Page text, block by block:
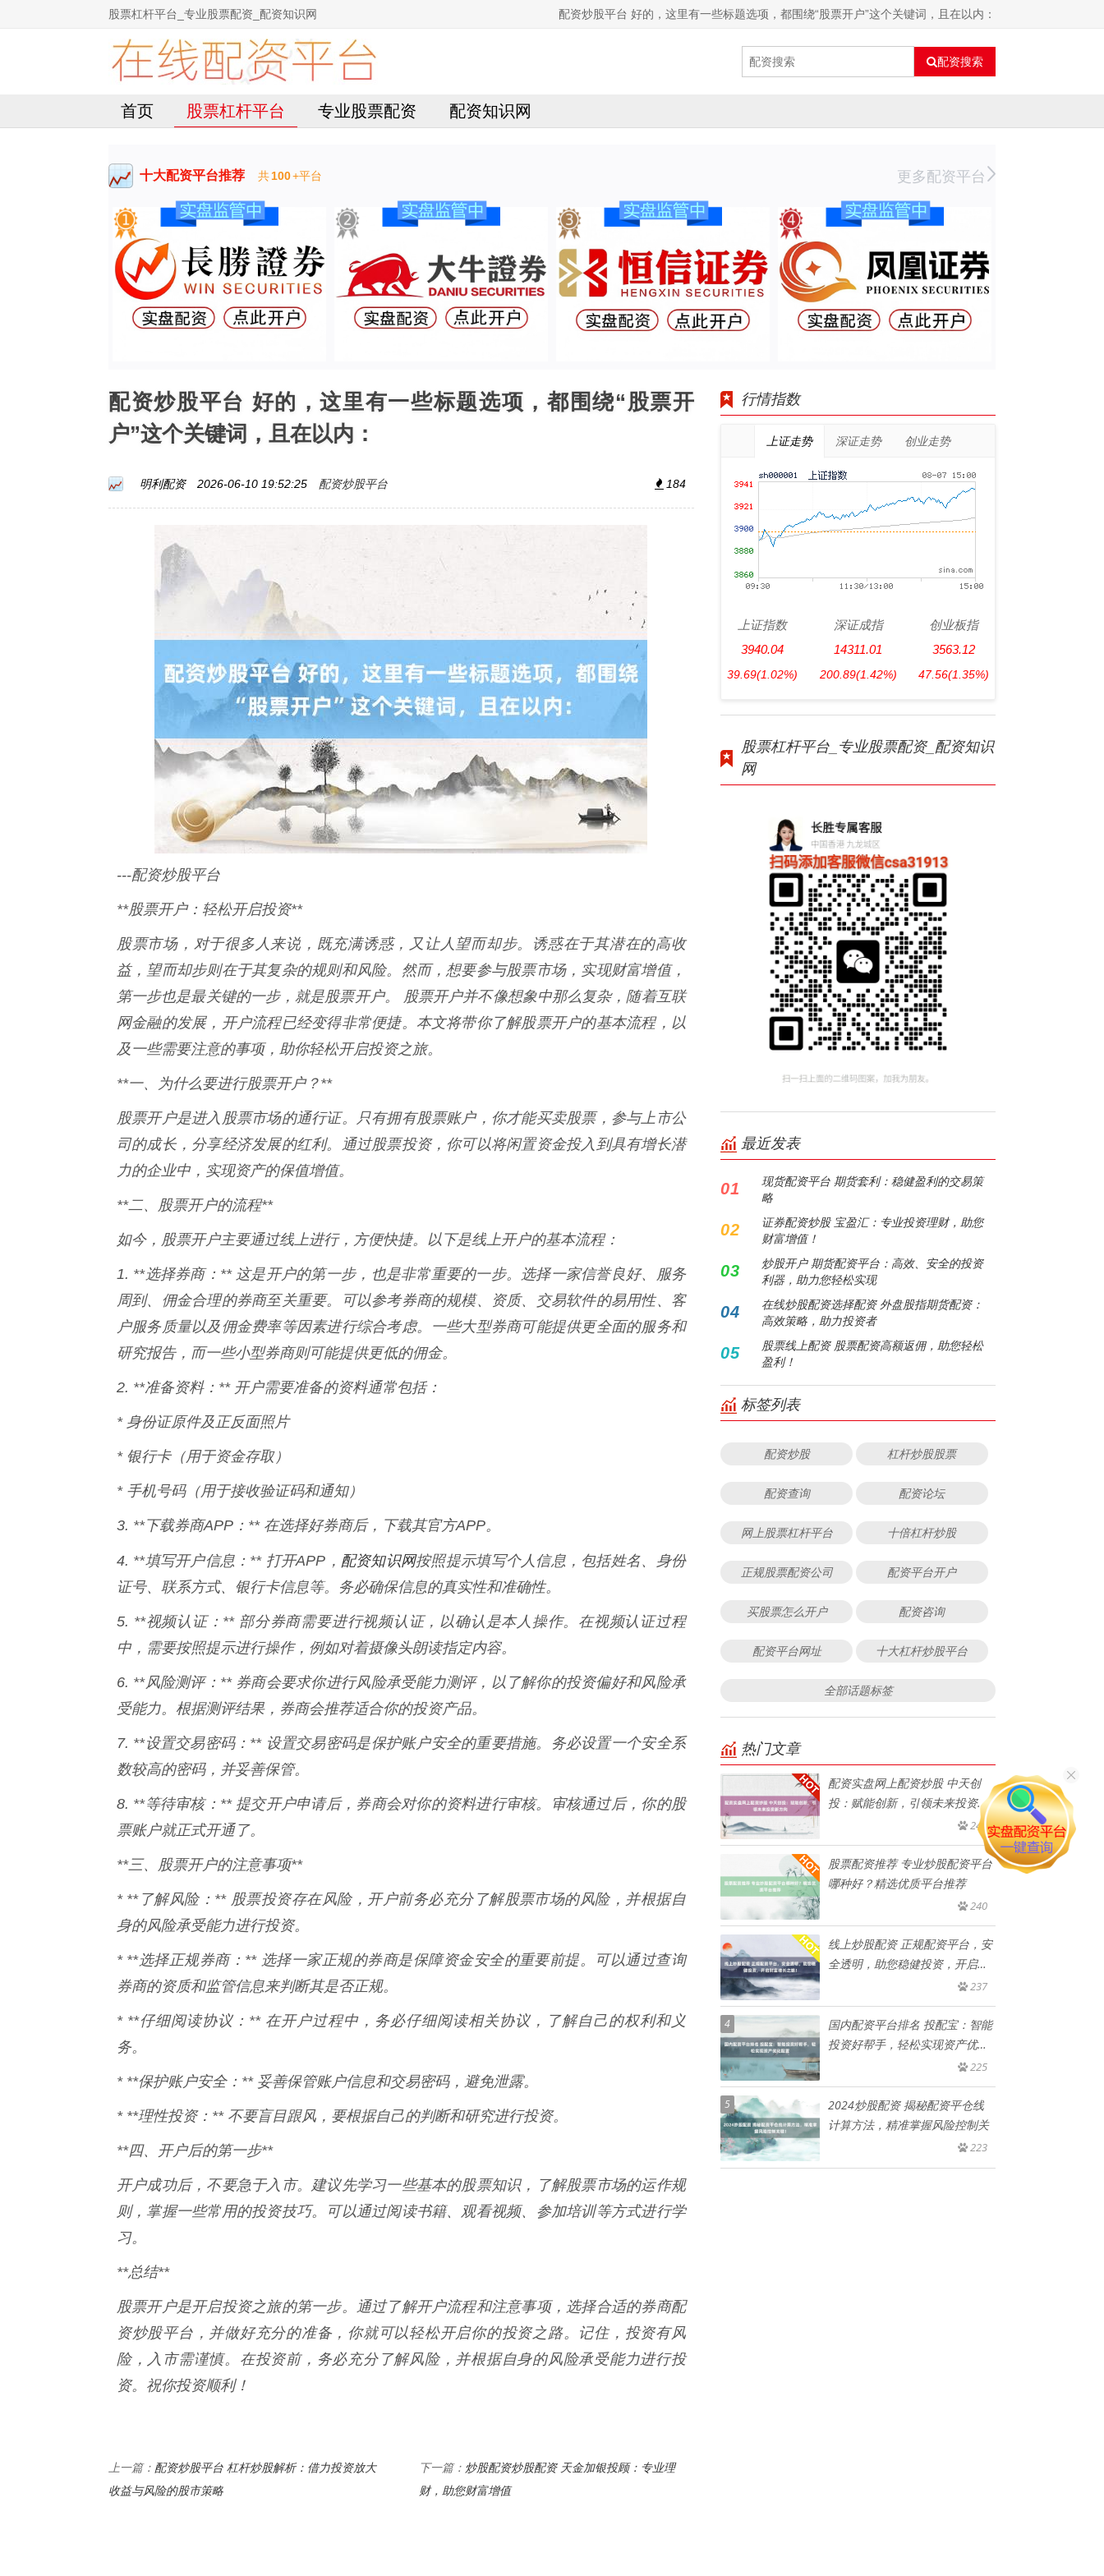
股票杠杆平台_专业股票配资_配资知识网 配资炒股平台 好的，这里有一些标题选项，都围绕“股票开户”这个关键词，且在以内：
配资搜索
首页 股票杠杆平台 专业股票配资 配资知识网
十大配资平台推荐 共100+平台 更多配资平台
配资炒股平台 好的，这里有一些标题选项，都围绕“股票开
户”这个关键词，且在以内：
明利配资 2026-06-10 19:52:25 配资炒股平台 184
---配资炒股平台
**股票开户：轻松开启投资**
股票市场，对于很多人来说，既充满诱惑，又让人望而却步。诱惑在于其潜在的高收
益，望而却步则在于其复杂的规则和风险。然而，想要参与股票市场，实现财富增值，
第一步也是最关键的一步，就是股票开户。 股票开户并不像想象中那么复杂，随着互联
网金融的发展，开户流程已经变得非常便捷。本文将带你了解股票开户的基本流程，以
及一些需要注意的事项，助你轻松开启投资之旅。
**一、为什么要进行股票开户？**
股票开户是进入股票市场的通行证。只有拥有股票账户，你才能买卖股票，参与上市公
司的成长，分享经济发展的红利。通过股票投资，你可以将闲置资金投入到具有增长潜
力的企业中，实现资产的保值增值。
**二、股票开户的流程**
如今，股票开户主要通过线上进行，方便快捷。以下是线上开户的基本流程：
1. **选择券商：** 这是开户的第一步，也是非常重要的一步。选择一家信誉良好、服务
周到、佣金合理的券商至关重要。可以参考券商的规模、资质、交易软件的易用性、客
户服务质量以及佣金费率等因素进行综合考虑。一些大型券商可能提供更全面的服务和
研究报告，而一些小型券商则可能提供更低的佣金。
2. **准备资料：** 开户需要准备的资料通常包括：
* 身份证原件及正反面照片
* 银行卡（用于资金存取）
* 手机号码（用于接收验证码和通知）
3. **下载券商APP：** 在选择好券商后，下载其官方APP。
4. **填写开户信息：** 打开APP， 配资知识网按照提示填写个人信息，包括姓名、身份
证号、联系方式、银行卡信息等。务必确保信息的真实性和准确性。
5. **视频认证：** 部分券商需要进行视频认证，以确认是本人操作。在视频认证过程
中，需要按照提示进行操作，例如对着摄像头朗读指定内容。
6. **风险测评：** 券商会要求你进行风险承受能力测评，以了解你的投资偏好和风险承
受能力。根据测评结果，券商会推荐适合你的投资产品。
7. **设置交易密码：** 设置交易密码是保护账户安全的重要措施。务必设置一个安全系
数较高的密码，并妥善保管。
8. **等待审核：** 提交开户申请后，券商会对你的资料进行审核。审核通过后，你的股
票账户就正式开通了。
**三、股票开户的注意事项**
* **了解风险：** 股票投资存在风险，开户前务必充分了解股票市场的风险，并根据自
身的风险承受能力进行投资。
* **选择正规券商：** 选择一家正规的券商是保障资金安全的重要前提。可以通过查询
券商的资质和监管信息来判断其是否正规。
* **仔细阅读协议：** 在开户过程中，务必仔细阅读相关协议，了解自己的权利和义
务。
* **保护账户安全：** 妥善保管账户信息和交易密码，避免泄露。
* **理性投资：** 不要盲目跟风，要根据自己的判断和研究进行投资。
**四、开户后的第一步**
开户成功后，不要急于入市。建议先学习一些基本的股票知识，了解股票市场的运作规
则，掌握一些常用的投资技巧。可以通过阅读书籍、观看视频、参加培训等方式进行学
习。
**总结**
股票开户是开启投资之旅的第一步。通过了解开户流程和注意事项，选择合适的券商配
资炒股平台，并做好充分的准备，你就可以轻松开启你的投资之路。记住，投资有风
险，入市需谨慎。在投资前，务必充分了解风险，并根据自身的风险承受能力进行投
资。祝你投资顺利！
上一篇： 配资炒股平台 杠杆炒股解析：借力投资放大
收益与风险的股市策略
下一篇： 炒股配资炒股配资 天金加银投顾：专业理
财，助您财富增值
行情指数
上证走势 深证走势 创业走势
上证指数
3940.04
39.69(1.02%)
深证成指
14311.01
200.89(1.42%)
创业板指
3563.12
47.56(1.35%)
股票杠杆平台_专业股票配资_配资知识
网
最近发表
01
现货配资平台 期货套利：稳健盈利的交易策
略
02
证券配资炒股 宝盈汇：专业投资理财，助您
财富增值！
03
炒股开户 期货配资平台：高效、安全的投资
利器，助力您轻松实现
04
在线炒股配资选择配资 外盘股指期货配资：
高效策略，助力投资者
05
股票线上配资 股票配资高额返佣，助您轻松
盈利！
标签列表
配资炒股 杠杆炒股股票
配资查询 配资论坛
网上股票杠杆平台 十倍杠杆炒股
正规股票配资公司 配资平台开户
买股票怎么开户 配资咨询
配资平台网址 十大杠杆炒股平台
全部话题标签
热门文章
配资实盘网上配资炒股 中天创
投：赋能创新，引领未来投资新
245
股票配资推荐 专业炒股配资平台
哪种好？精选优质平台推荐
240
线上炒股配资 正规配资平台，安
全透明，助您稳健投资，开启财
237
4
国内配资平台排名 投配宝：智能
投资好帮手，轻松实现资产优化
225
5
2024炒股配资 揭秘配资平仓线
计算方法，精准掌握风险控制关
223